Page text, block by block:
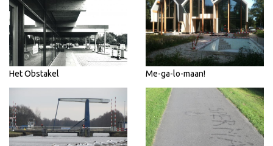
Het Obstakel Me-ga-lo-maan!